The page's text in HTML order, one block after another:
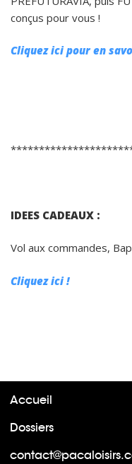
conçus pour vous !
Cliquez ici pour en
IDEES CADEAUX :
Vol aux commandes,
Cliquez ici !
Accueil
Dossiers